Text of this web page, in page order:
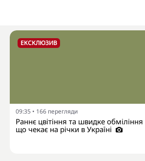
ЕКСКЛЮЗИВ
09:35 • 166 перегляди
Раннє цвітіння та швидке обміління
що чекає на річки в Україні